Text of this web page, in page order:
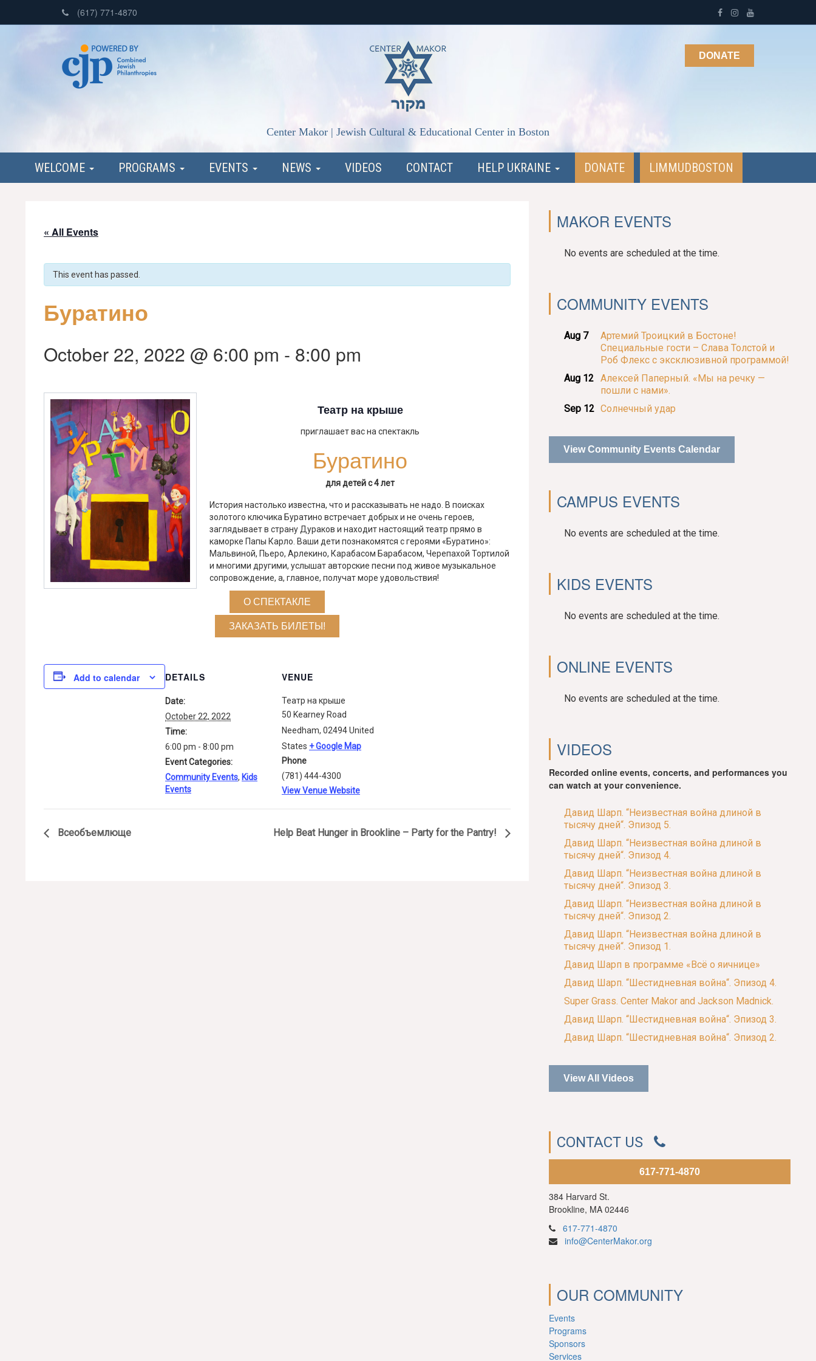
(617) 771-4870
Center Makor | Jewish Cultural & Educational Center in Boston
DONATE
WELCOME PROGRAMS EVENTS NEWS VIDEOS CONTACT HELP UKRAINE DONATE LIMMUDBOSTON
« All Events
This event has passed.
Буратино
October 22, 2022 @ 6:00 pm - 8:00 pm
Театр на крыше
приглашает вас на спектакль
Буратино
для детей с 4 лет
История настолько известна, что и рассказывать не надо. В поисках
золотого ключика Буратино встречает добрых и не очень героев,
заглядывает в страну Дураков и находит настоящий театр прямо в
кaморке Папы Карло. Ваши дети познакомятся с героями «Буратино»:
Мальвиной, Пьеро, Арлекино, Карабасом Барабасом, Черепахой Тортилой
и многими другими, услышат авторские песни под живое музыкальное
сопровождение, а, главное, получат море удовольствия!
О СПЕКТАКЛЕ
ЗАКАЗАТЬ БИЛЕТЫ!
Add to calendar DETAILS
Date:
October 22, 2022
Time:
6:00 pm - 8:00 pm
Event Categories:
Community Events, Kids
Events
VENUE
Театр на крыше
50 Kearney Road
Needham, 02494United
States + Google Map
Phone
(781) 444-4300
View Venue Website
Всеобъемлюще Help Beat Hunger in Brookline – Party for the Pantry!
MAKOR EVENTS
No events are scheduled at the time.
COMMUNITY EVENTS
Aug 7
Артемий Троицкий в Бостоне!
Специальные гости – Слава Толстой и
Роб Флекс с эксклюзивной программой!
Aug 12
Алексей Паперный. «Мы на речку —
пошли с нами».
Sep 12 Солнечный удар
View Community Events Calendar
CAMPUS EVENTS
No events are scheduled at the time.
KIDS EVENTS
No events are scheduled at the time.
ONLINE EVENTS
No events are scheduled at the time.
VIDEOS
Recorded online events, concerts, and performances you
can watch at your convenience.
Давид Шарп. “Неизвестная война длиной в
тысячу дней“. Эпизод 5.
Давид Шарп. “Неизвестная война длиной в
тысячу дней“. Эпизод 4.
Давид Шарп. “Неизвестная война длиной в
тысячу дней“. Эпизод 3.
Давид Шарп. “Неизвестная война длиной в
тысячу дней“. Эпизод 2.
Давид Шарп. “Неизвестная война длиной в
тысячу дней“. Эпизод 1.
Давид Шарп в программе «Всё о яичнице»
Давид Шарп. “Шестидневная война“. Эпизод 4.
Super Grass. Center Makor and Jackson Madnick.
Давид Шарп. “Шестидневная война“. Эпизод 3.
Давид Шарп. “Шестидневная война“. Эпизод 2.
View All Videos
CONTACT US
617-771-4870
384 Harvard St.
Brookline, MA 02446
617-771-4870
info@CenterMakor.org
OUR COMMUNITY
Events
Programs
Sponsors
Services